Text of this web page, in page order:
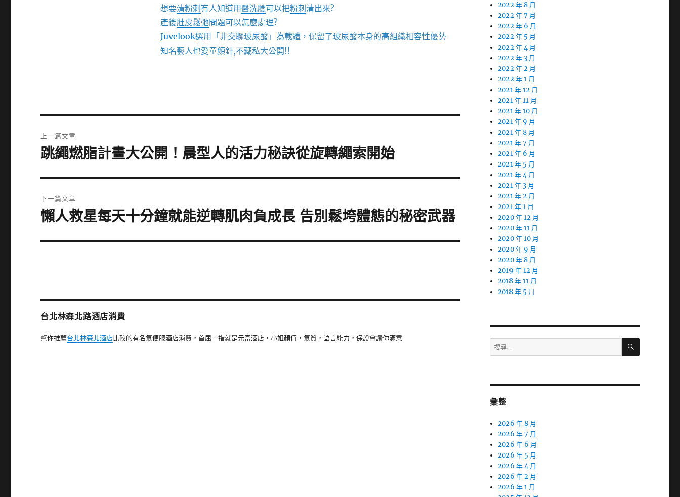
想要清粉刺 有人知道用醫洗臉可以把粉刺 清出來?
產後肚皮鬆弛問題可以怎麼處理?
Juvelook選用「非交聯玻尿酸」為載體，保留了玻尿酸本身的高組織相容性優勢
知名藝人也愛童顏針,不藏私大公開!!
章
上一篇文章
上
篇
文
章:
跳繩燃脂計畫大公開！晨型人的活力秘訣從旋轉繩索開始
下一篇文章
下
篇
懶人救星每天十分鐘就能逆轉肌肉負成長 告別鬆垮體態的秘密武器
台北林森北路酒店消費
幫你推薦台北林森北酒店比較的有名氣便服酒店消費，首屈一指就是元富酒店，小姐顏值，氣質，語言能力，保證會讓你滿意
2022 年 8 月
2022 年 7 月
2022 年 6 月
2022 年 5 月
2022 年 4 月
2022 年 3 月
2022 年 2 月
2022 年 1 月
2021 年 12 月
2021 年 11 月
2021 年 10 月
2021 年 9 月
2021 年 8 月
2021 年 7 月
2021 年 6 月
2021 年 5 月
2021 年 4 月
2021 年 3 月
2021 年 2 月
2021 年 1 月
2020 年 12 月
2020 年 11 月
2020 年 10 月
2020 年 9 月
2020 年 8 月
2019 年 12 月
2018 年 11 月
2018 年 5 月
搜
尋
字:
搜
彙整
2026 年 8 月
2026 年 7 月
2026 年 6 月
2026 年 5 月
2026 年 4 月
2026 年 2 月
2026 年 1 月